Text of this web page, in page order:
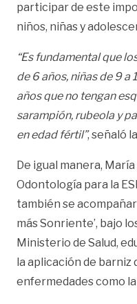
participar de este
niños, niñas y
“Es fundamental que
de 6 años, niñas de 9 a
años que no tengan
sarampión, rubeola y
en edad fértil”, señaló
De igual manera,
Odontología para la
también se
más Sonriente’, bajo
Ministerio de Salud,
la aplicación de barniz
enfermedades como